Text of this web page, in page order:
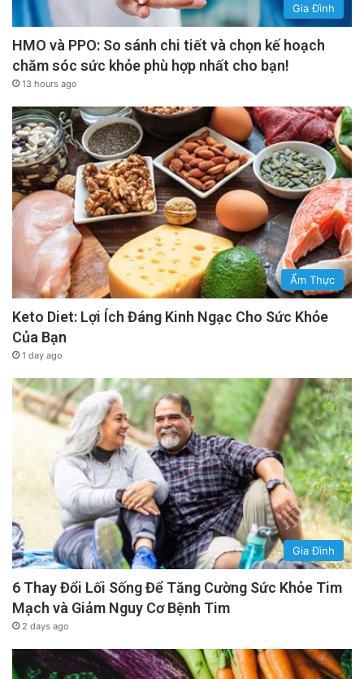
Gia Đình
HMO và PPO: So sánh chi tiết và chọn kế hoạch
chăm sóc sức khỏe phù hợp nhất cho bạn!
13 hours ago
Ẩm Thực
Keto Diet: Lợi Ích Đáng Kinh Ngạc Cho Sức Khỏe
Của Bạn
1 day ago
Gia Đình
6 Thay Đổi Lối Sống Để Tăng Cường Sức Khỏe Tim
Mạch và Giảm Nguy Cơ Bệnh Tim
2 days ago